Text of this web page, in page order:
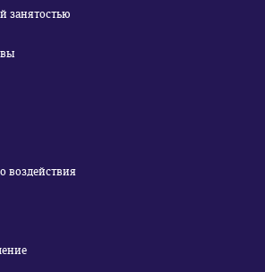
занятостью
воздействия